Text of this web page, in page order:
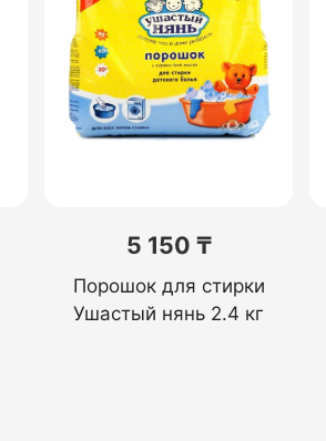
5 150 ₸
Порошок для стирки
Ушастый нянь 2.4 кг